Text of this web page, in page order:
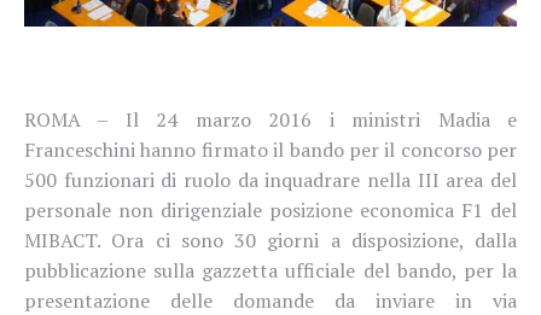
ROMA – Il 24 marzo 2016 i ministri Madia e
Franceschini hanno firmato il bando per il concorso per
500 funzionari di ruolo da inquadrare nella III area del
personale non dirigenziale posizione economica F1 del
MIBACT. Ora ci sono 30 giorni a disposizione, dalla
pubblicazione sulla gazzetta ufficiale del bando, per la
presentazione delle domande da inviare in via